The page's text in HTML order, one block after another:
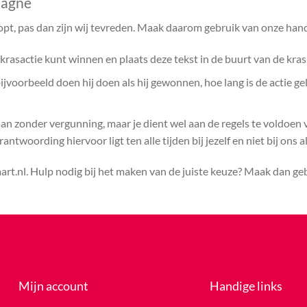
pas dan zijn wij tevreden. Maak daarom gebruik van onze
kunt winnen en plaats deze tekst in de buurt van de
doen hij doen als hij gewonnen, hoe lang is de actie
zonder vergunning, maar je dient wel aan de regels te voldoen
hiervoor ligt ten alle tijden bij jezelf en niet bij ons
Hulp nodig bij het maken van de juiste keuze? Maak dan
Mijn account Handige links